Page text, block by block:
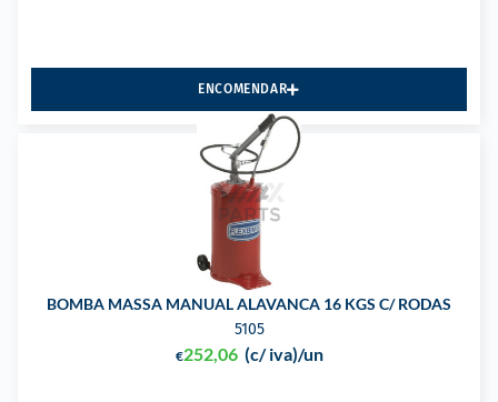
ENCOMENDAR
BOMBA MASSA MANUAL ALAVANCA 16 KGS C/ RODAS
5105
€252,06 (c/ iva)/un